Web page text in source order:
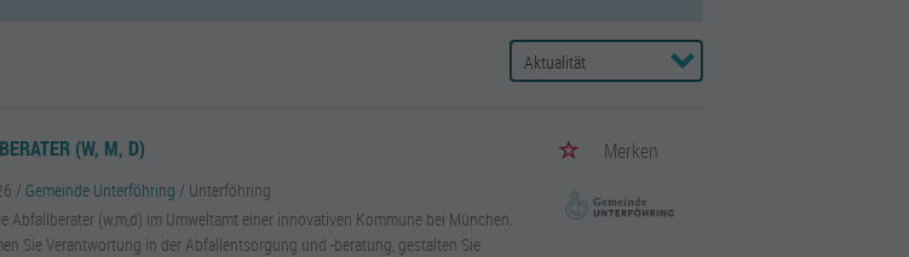
(W, M, D) Merken
/ Gemeinde Unterföhring / Unterföhring
Abfallberater (w,m,d) im Umweltamt einer innovativen Kommune bei München.
Sie Verantwortung in der Abfallentsorgung und -beratung, gestalten Sie